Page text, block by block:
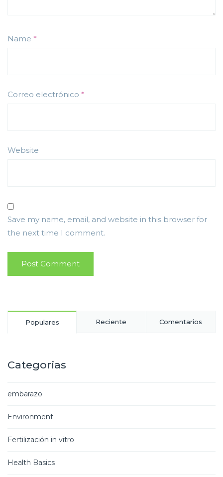
Name *
Correo electrónico *
Website
Save my name, email, and website in this browser for
the next time I comment.
Populares Reciente Comentarios
Categorias
embarazo
Environment
Fertilización in vitro
Health Basics